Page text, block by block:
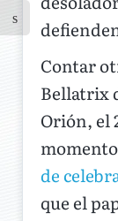
Contar
Bellatrix
Orión, el
de
que el